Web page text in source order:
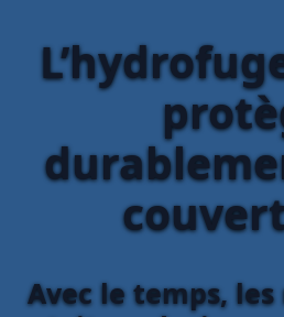
Avec le temps,